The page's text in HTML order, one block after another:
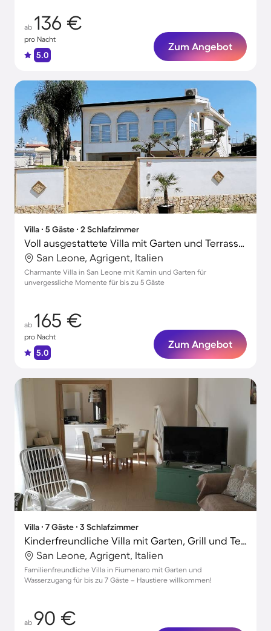
ab 136 €
pro Nacht
5.0
Zum Angebot
Villa ∙ 5 Gäste ∙ 2 Schlafzimmer
Voll ausgestattete Villa mit Garten und Terrasse | Stadtblick | Ideal für Homeoffice
San Leone, Agrigent, Italien
Charmante Villa in San Leone mit Kamin und Garten für
unvergessliche Momente für bis zu 5 Gäste
ab 165 €
pro Nacht
5.0
Zum Angebot
Villa ∙ 7 Gäste ∙ 3 Schlafzimmer
Kinderfreundliche Villa mit Garten, Grill und Terrasse | Perfekt für die Arbeit von Zuhause | Haustierfreundlich
San Leone, Agrigent, Italien
Familienfreundliche Villa in Fiumenaro mit Garten und
Wasserzugang für bis zu 7 Gäste – Haustiere willkommen!
ab 90 €